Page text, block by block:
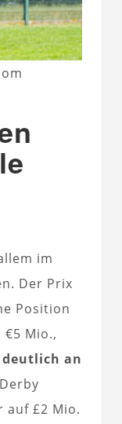
im
Der Prix
Position
Mio.,
an
auf £2 Mio.